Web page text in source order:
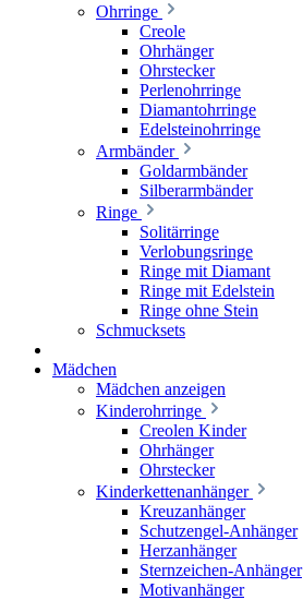
Ohrringe
Creole
Ohrhänger
Ohrstecker
Perlenohrringe
Diamantohrringe
Edelsteinohrringe
Armbänder
Goldarmbänder
Silberarmbänder
Ringe
Solitärringe
Verlobungsringe
Ringe mit Diamant
Ringe mit Edelstein
Ringe ohne Stein
Schmucksets
Mädchen
Mädchen anzeigen
Kinderohrringe
Creolen Kinder
Ohrhänger
Ohrstecker
Kinderkettenanhänger
Kreuzanhänger
Schutzengel-Anhänger
Herzanhänger
Sternzeichen-Anhänger
Motivanhänger